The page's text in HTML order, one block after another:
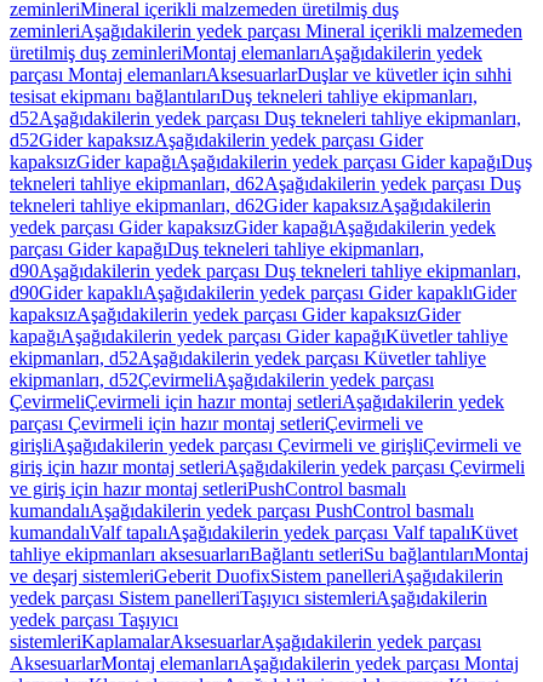
zeminleriMineral içerikli malzemeden üretilmiş duş
zeminleriAşağıdakilerin yedek parçası Mineral içerikli malzemeden
üretilmiş duş zeminleriMontaj elemanlarıAşağıdakilerin yedek
parçası Montaj elemanlarıAksesuarlarDuşlar ve küvetler için sıhhi
tesisat ekipmanı bağlantılarıDuş tekneleri tahliye ekipmanları,
d52Aşağıdakilerin yedek parçası Duş tekneleri tahliye ekipmanları,
d52Gider kapaksızAşağıdakilerin yedek parçası Gider
kapaksızGider kapağıAşağıdakilerin yedek parçası Gider kapağıDuş
tekneleri tahliye ekipmanları, d62Aşağıdakilerin yedek parçası Duş
tekneleri tahliye ekipmanları, d62Gider kapaksızAşağıdakilerin
yedek parçası Gider kapaksızGider kapağıAşağıdakilerin yedek
parçası Gider kapağıDuş tekneleri tahliye ekipmanları,
d90Aşağıdakilerin yedek parçası Duş tekneleri tahliye ekipmanları,
d90Gider kapaklıAşağıdakilerin yedek parçası Gider kapaklıGider
kapaksızAşağıdakilerin yedek parçası Gider kapaksızGider
kapağıAşağıdakilerin yedek parçası Gider kapağıKüvetler tahliye
ekipmanları, d52Aşağıdakilerin yedek parçası Küvetler tahliye
ekipmanları, d52ÇevirmeliAşağıdakilerin yedek parçası
ÇevirmeliÇevirmeli için hazır montaj setleriAşağıdakilerin yedek
parçası Çevirmeli için hazır montaj setleriÇevirmeli ve
girişliAşağıdakilerin yedek parçası Çevirmeli ve girişliÇevirmeli ve
giriş için hazır montaj setleriAşağıdakilerin yedek parçası Çevirmeli
ve giriş için hazır montaj setleriPushControl basmalı
kumandalıAşağıdakilerin yedek parçası PushControl basmalı
kumandalıValf tapalıAşağıdakilerin yedek parçası Valf tapalıKüvet
tahliye ekipmanları aksesuarlarıBağlantı setleriSu bağlantılarıMontaj
ve deşarj sistemleriGeberit DuofixSistem panelleriAşağıdakilerin
yedek parçası Sistem panelleriTaşıyıcı sistemleriAşağıdakilerin
yedek parçası Taşıyıcı
sistemleriKaplamalarAksesuarlarAşağıdakilerin yedek parçası
AksesuarlarMontaj elemanlarıAşağıdakilerin yedek parçası Montaj